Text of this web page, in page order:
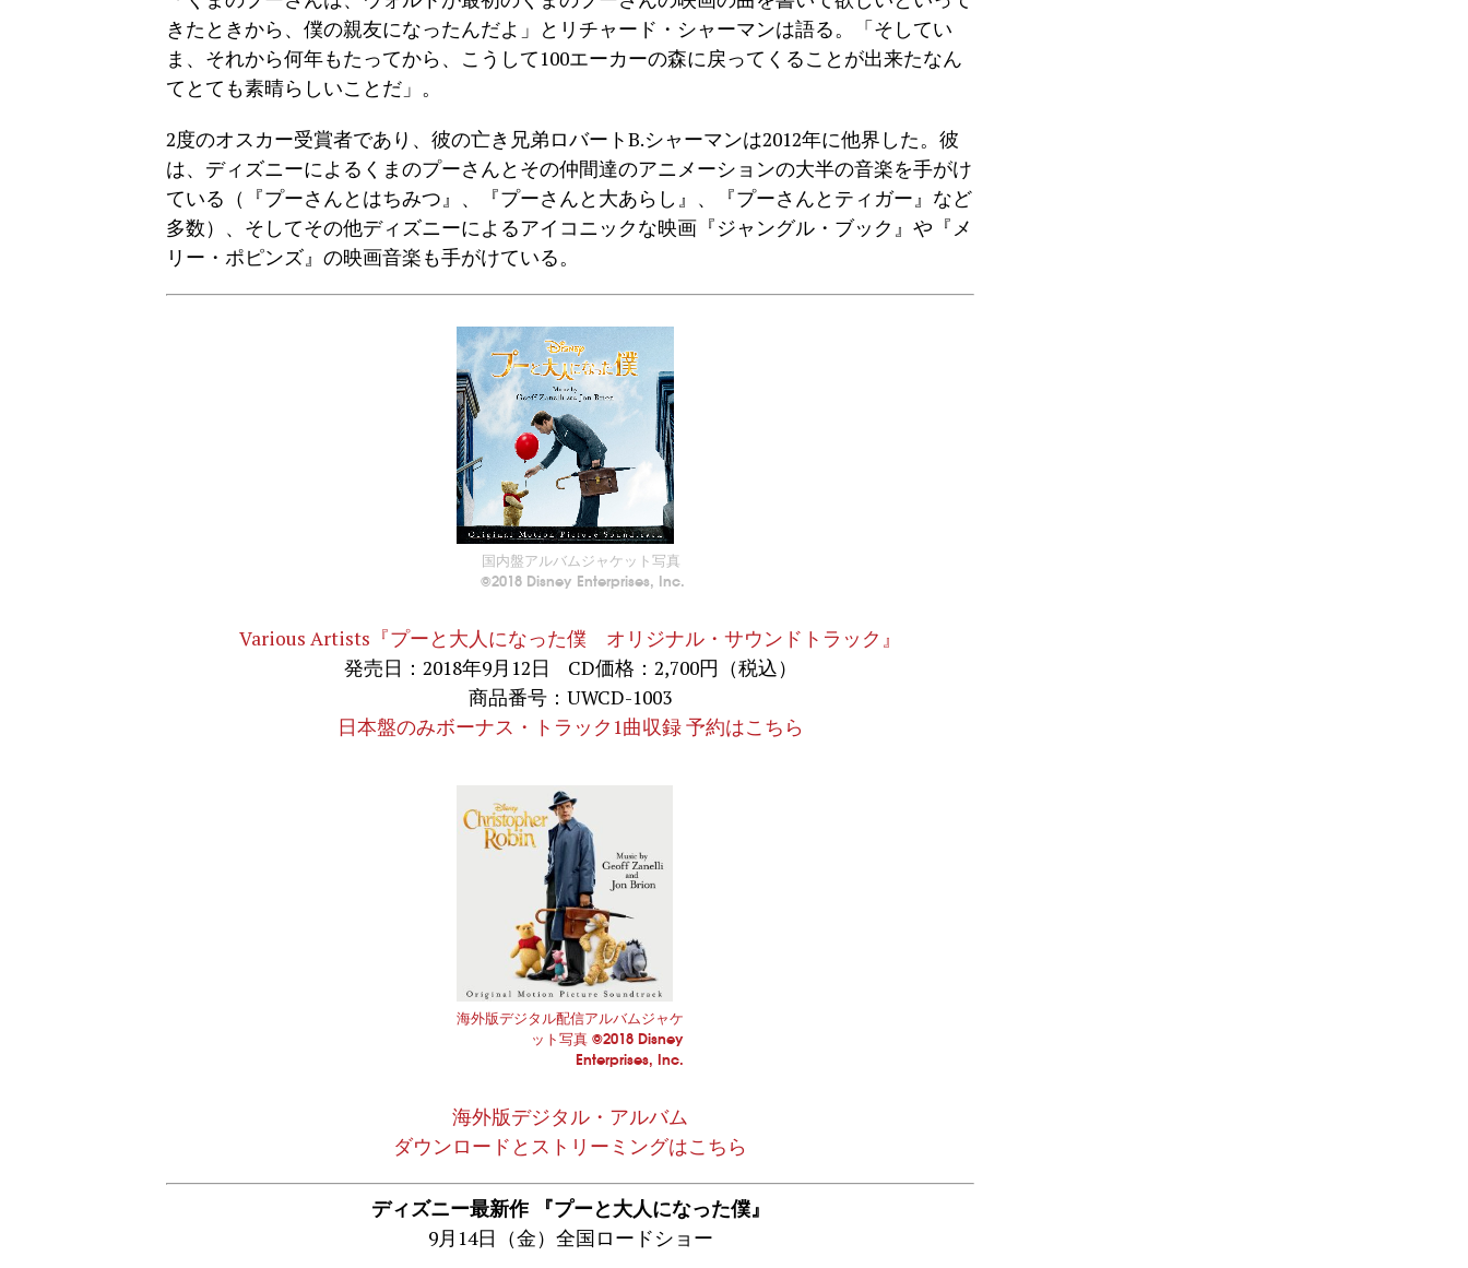
きたときから、僕の親友になったんだよ」とリチャード・シャーマンは語る。「そしてい
ま、それから何年もたってから、こうして100エーカーの森に戻ってくることが出来たなん
てとても素晴らしいことだ」。
2度のオスカー受賞者であり、彼の亡き兄弟ロバートB.シャーマンは2012年に他界した。彼
は、ディズニーによるくまのプーさんとその仲間達のアニメーションの大半の音楽を手がけ
ている（『プーさんとはちみつ』、『プーさんと大あらし』、『プーさんとティガー』など
多数）、そしてその他ディズニーによるアイコニックな映画『ジャングル・ブック』や『メ
リー・ポピンズ』の映画音楽も手がけている。
国内盤アルバムジャケット写真
©2018 Disney Enterprises, Inc.
Various Artists『プーと大人になった僕 オリジナル・サウンドトラック』
発売日：2018年9月12日 CD価格：2,700円（税込）
商品番号：UWCD-1003
日本盤のみボーナス・トラック1曲収録 予約はこちら
海外版デジタル配信アルバムジャケ
ット写真 ©2018 Disney
Enterprises, Inc.
海外版デジタル・アルバム
ダウンロードとストリーミングはこちら
ディズニー最新作 『プーと大人になった僕』
9月14日（金）全国ロードショー